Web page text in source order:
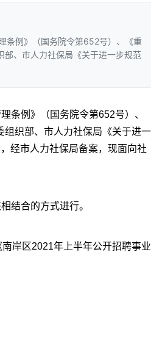
条例》（国务院令第652号）、《重
、市人力社保局《关于进一步规范
条例》（国务院令第652号）、
组织部、市人力社保局《关于进一
经市人力社保局备案，现面向社
结合的方式进行。
岸区2021年上半年公开招聘事业